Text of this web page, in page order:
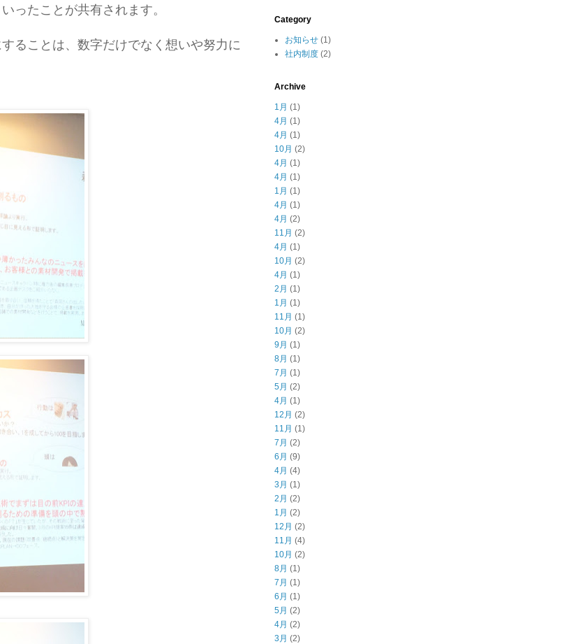
ったことが共有されます。
ることは、数字だけでなく想いや努力に
Category
お知らせ (1)
社内制度 (2)
Archive
1月 (1)
4月 (1)
4月 (1)
10月 (2)
4月 (1)
4月 (1)
1月 (1)
4月 (1)
4月 (2)
11月 (2)
4月 (1)
10月 (2)
4月 (1)
2月 (1)
1月 (1)
11月 (1)
10月 (2)
9月 (1)
8月 (1)
7月 (1)
5月 (2)
4月 (1)
12月 (2)
11月 (1)
7月 (2)
6月 (9)
4月 (4)
3月 (1)
2月 (2)
1月 (2)
12月 (2)
11月 (4)
10月 (2)
8月 (1)
7月 (1)
6月 (1)
5月 (2)
4月 (2)
3月 (2)